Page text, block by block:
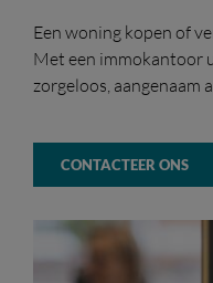
Een woning kopen of
Met een immokantoor
zorgeloos, aangenaam
CONTACTEER ONS